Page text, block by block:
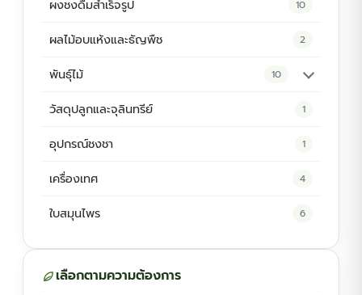
ผงชงดื่มสำเร็จรูป 10
ผลไม้อบแห้งและธัญพืช 2
พันธุ์ไม้ 10
ต้นพันธุ์สมุนไพร 5
วัสดุปลูกและจุลินทรีย์ 1
อุปกรณ์ชงชา 1
เครื่องเทศ 4
ใบสมุนไพร 6
เลือกตามความต้องการ